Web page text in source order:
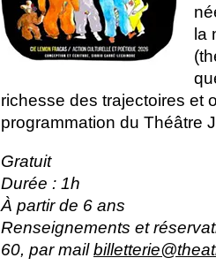
la
richesse des trajectoires et
programmation du Théâtre
Gratuit
Durée : 1h
À partir de 6 ans
Renseignements et
60, par mail